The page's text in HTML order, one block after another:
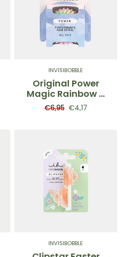
INVISIBOBBLE
Original Power
Magic Rainbow –
Elastico a spirale
€6,95 €4,17
INVISIBOBBLE